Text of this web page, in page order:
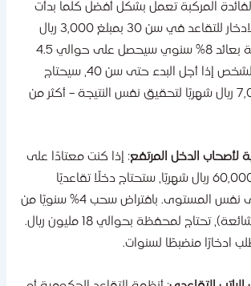
المركبة تعمل بشكل أفضل كلما بدأت
مبكرًا. شخص يبدأ الادخار للتقاعد في سن 30 بمبلغ 3,000 ريال
شهريًا لمدة 30 سنة بعائد 8% سنوي سيحصل على حوالي 4.5
مليون ريال. نفس الشخص إذا أجل البدء حتى سن 40، سيحتاج
حوالي 7,000 ريال شهريًا لتحقيق نفس النتيجة – أكثر من
الدخل المرتفع: إذا كنت معتادًا على
نمط حياة بتكلفة 60,000 ريال شهريًا، ستحتاج دخلًا تقاعديًا
مشابهًا للحفاظ على نفس المستوى. بافتراض سحب 4% سنويًا من
محفظتك (قاعدة شائعة)، تحتاج لمحفظة بحوالي 18 مليون ريال.
منضبطًا لسنوات.